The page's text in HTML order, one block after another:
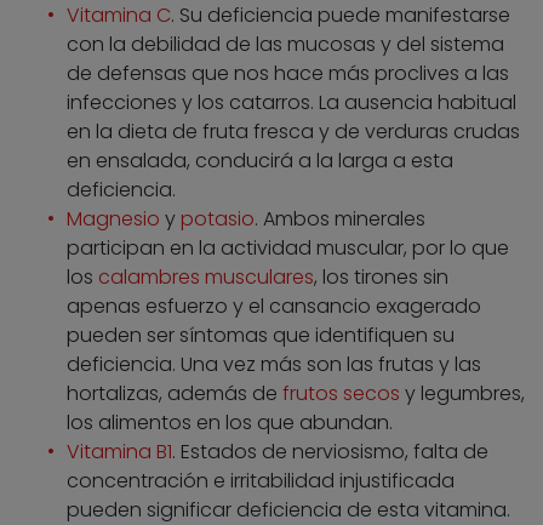
Vitamina C. Su deficiencia puede manifestarse
con la debilidad de las mucosas y del sistema
de defensas que nos hace más proclives a las
infecciones y los catarros. La ausencia habitual
en la dieta de fruta fresca y de verduras crudas
en ensalada, conducirá a la larga a esta
deficiencia.
Magnesio y potasio. Ambos minerales
participan en la actividad muscular, por lo que
los calambres musculares, los tirones sin
apenas esfuerzo y el cansancio exagerado
pueden ser síntomas que identifiquen su
deficiencia. Una vez más son las frutas y las
hortalizas, además de frutos secos y legumbres,
los alimentos en los que abundan.
Vitamina B1. Estados de nerviosismo, falta de
concentración e irritabilidad injustificada
pueden significar deficiencia de esta vitamina.